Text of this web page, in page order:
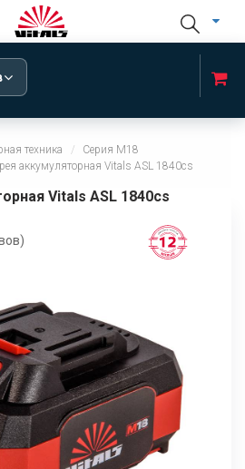
техника
Серия М18
аккумуляторная Vitals ASL 1840cs
Vitals ASL 1840cs